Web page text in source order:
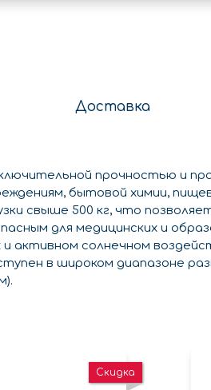
Доставка
прочностью и
бытовой химии,
свыше 500 кг, что
для медицинских и
активном солнечном
в широком диапазоне
Скидка